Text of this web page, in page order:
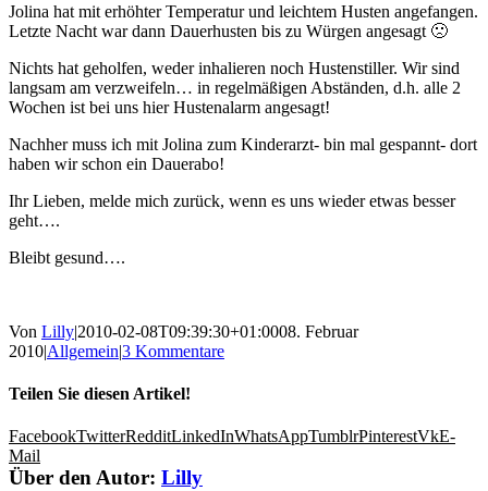
Jolina hat mit erhöhter Temperatur und leichtem Husten angefangen.
Letzte Nacht war dann Dauerhusten bis zu Würgen angesagt 🙁
Nichts hat geholfen, weder inhalieren noch Hustenstiller. Wir sind
langsam am verzweifeln… in regelmäßigen Abständen, d.h. alle 2
Wochen ist bei uns hier Hustenalarm angesagt!
Nachher muss ich mit Jolina zum Kinderarzt- bin mal gespannt- dort
haben wir schon ein Dauerabo!
Ihr Lieben, melde mich zurück, wenn es uns wieder etwas besser
geht….
Bleibt gesund….
Von Lilly|2010-02-08T09:39:30+01:0008. Februar
2010|Allgemein|3 Kommentare
Teilen Sie diesen Artikel!
FacebookTwitterRedditLinkedInWhatsAppTumblrPinterestVkE-
Mail
Über den Autor: Lilly